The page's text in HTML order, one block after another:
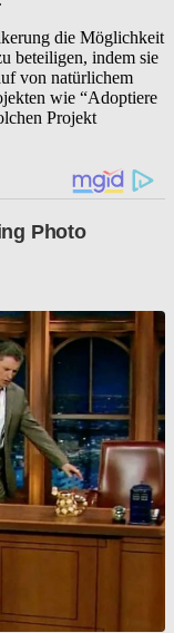
die Möglichkeit
beteiligen, indem sie
von natürlichem
wie “Adoptiere
Projekt